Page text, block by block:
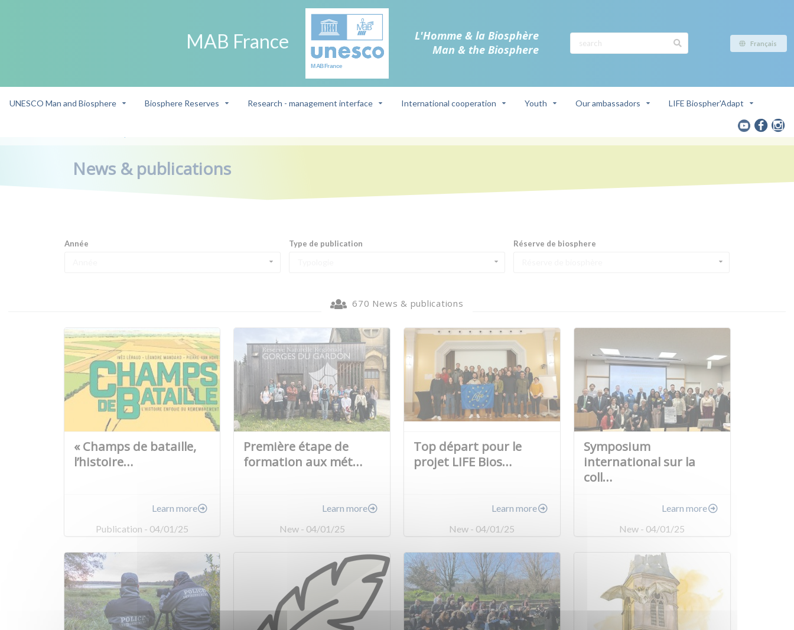
MAB France
L'Homme & la Biosphère
Man & the Biosphere
Français
UNESCO Man and Biosphere Biosphere Reserves Research - management interface International cooperation Youth Our ambassadors LIFE Biospher'Adapt
News & publications
Année Type de publication Réserve de biosphere
670 News & publications
« Champs de bataille,
l’histoire…
Learn more
Publication - 04/01/25
Première étape de
formation aux mét…
Learn more
New - 04/01/25
Top départ pour le
projet LIFE Bios…
Learn more
New - 04/01/25
Symposium
international sur la
coll…
Learn more
New - 04/01/25